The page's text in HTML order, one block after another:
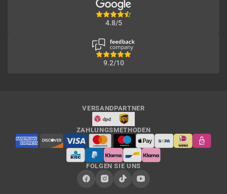
4.8/5
9.2/10
VERSANDPARTNER
ZAHLUNGSMETHODEN
FOLGEN SIE UNS